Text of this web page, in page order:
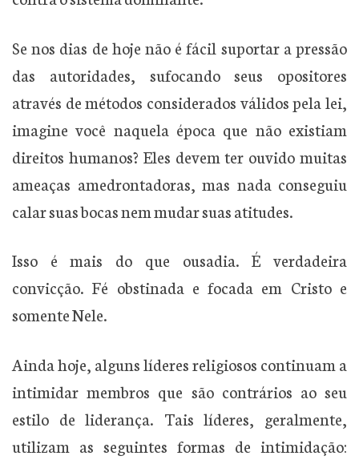
Se nos dias de hoje não é fácil suportar a pressão
das autoridades, sufocando seus opositores
através de métodos considerados válidos pela lei,
imagine você naquela época que não existiam
direitos humanos? Eles devem ter ouvido muitas
ameaças amedrontadoras, mas nada conseguiu
calar suas bocas nem mudar suas atitudes.
Isso é mais do que ousadia. É verdadeira
convicção. Fé obstinada e focada em Cristo e
somente Nele.
Ainda hoje, alguns líderes religiosos continuam a
intimidar membros que são contrários ao seu
estilo de liderança. Tais líderes, geralmente,
utilizam as seguintes formas de intimidação: